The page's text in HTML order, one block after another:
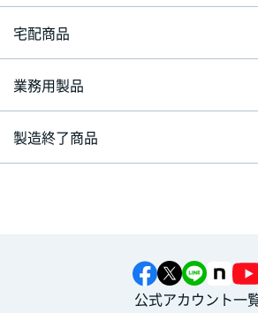
宅配商品
業務用製品
製造終了商品
公式アカウント一